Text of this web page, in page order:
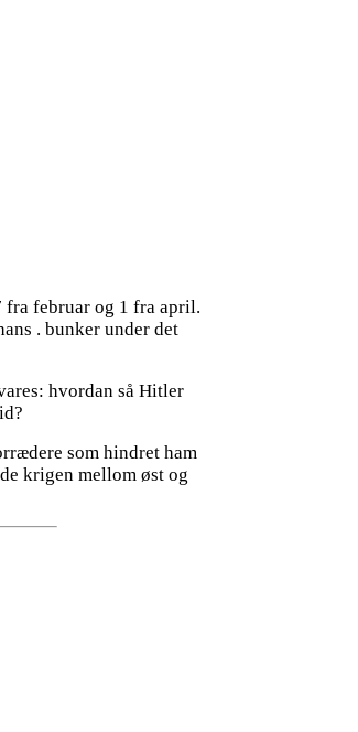
februar og 1 fra april.
. bunker under det
hvordan så Hitler
som hindret ham
krigen mellom øst og